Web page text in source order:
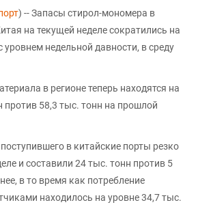
) -- Запасы стирол-мономера в
на текущей неделе сократились на
уровнем недельной давности, в среду
в регионе теперь находятся на
против 58,3 тыс. тонн на прошлой
в китайские порты резко
и составили 24 тыс. тонн против 5
в то время как потребление
находилось на уровне 34,7 тыс.